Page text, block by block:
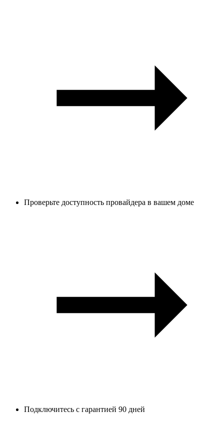
Проверьте доступность провайдера в вашем доме
Подключитесь с гарантией 90 дней